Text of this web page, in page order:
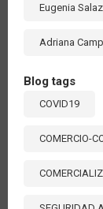
Eugenia
Adriana
Blog tags
COVID19
COMERCIO-